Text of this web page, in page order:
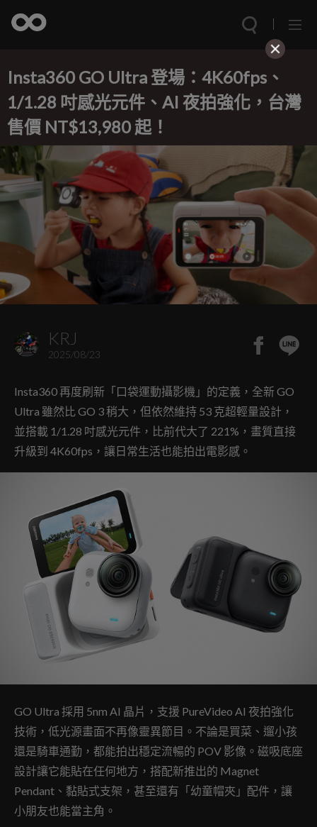
Insta360 GO Ultra 登場：4K60fps、
1/1.28 吋感光元件、AI 夜拍強化，台灣
售價 NT$13,980 起！
KRJ
2025/08/23
Insta360 再度刷新「口袋運動攝影機」的定義，全新 GO
Ultra 雖然比 GO 3 稍大，但依然維持 53 克超輕量設計，
並搭載 1/1.28 吋感光元件，比前代大了 221%，畫質直接
升級到 4K60fps，讓日常生活也能拍出電影感。
GO Ultra 採用 5nm AI 晶片，支援 PureVideo AI 夜拍強化
技術，低光源畫面不再像靈異節目。不論是買菜、遛小孩
還是騎車通勤，都能拍出穩定流暢的 POV 影像。磁吸底座
設計讓它能貼在任何地方，搭配新推出的 Magnet
Pendant、黏貼式支架，甚至還有「幼童帽夾」配件，讓
小朋友也能當主角。